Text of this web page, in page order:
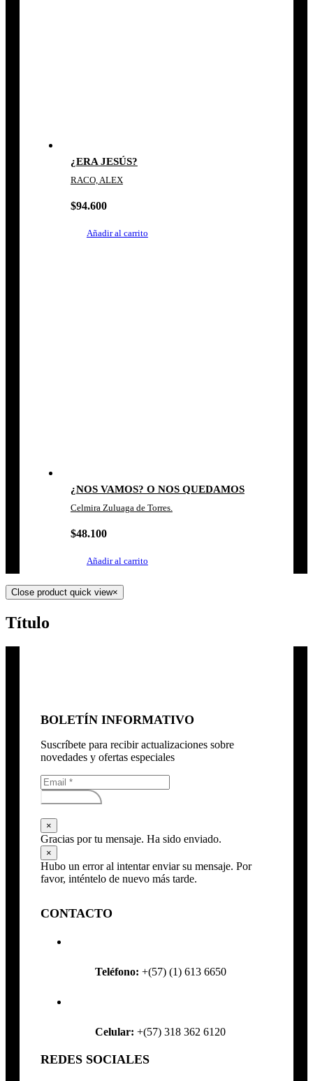
¿ERA JESÚS?
RACO, ALEX
$94.600
Añadir al carrito
¿NOS VAMOS? O NOS QUEDAMOS
Celmira Zuluaga de Torres.
$48.100
Añadir al carrito
Close product quick view×
Título
BOLETÍN INFORMATIVO
Suscríbete para recibir actualizaciones sobre
novedades y ofertas especiales
Subscribirse
×
Gracias por tu mensaje. Ha sido enviado.
×
Hubo un error al intentar enviar su mensaje. Por
favor, inténtelo de nuevo más tarde.
CONTACTO
Teléfono: +(57) (1) 613 6650
Celular: +(57) 318 362 6120
REDES SOCIALES